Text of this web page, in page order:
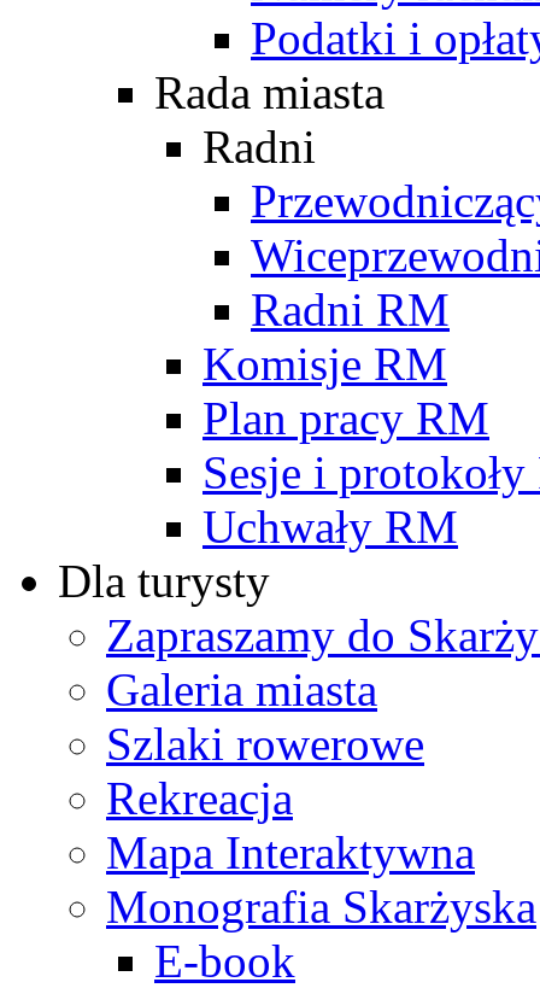
Podatki i
Rada miasta
Radni
Radni RM
Komisje RM
Plan pracy RM
Sesje i
Uchwały RM
Dla turysty
Zapraszamy do
Galeria miasta
Szlaki rowerowe
Rekreacja
Mapa Interaktywna
Monografia Skarżyska
E-book